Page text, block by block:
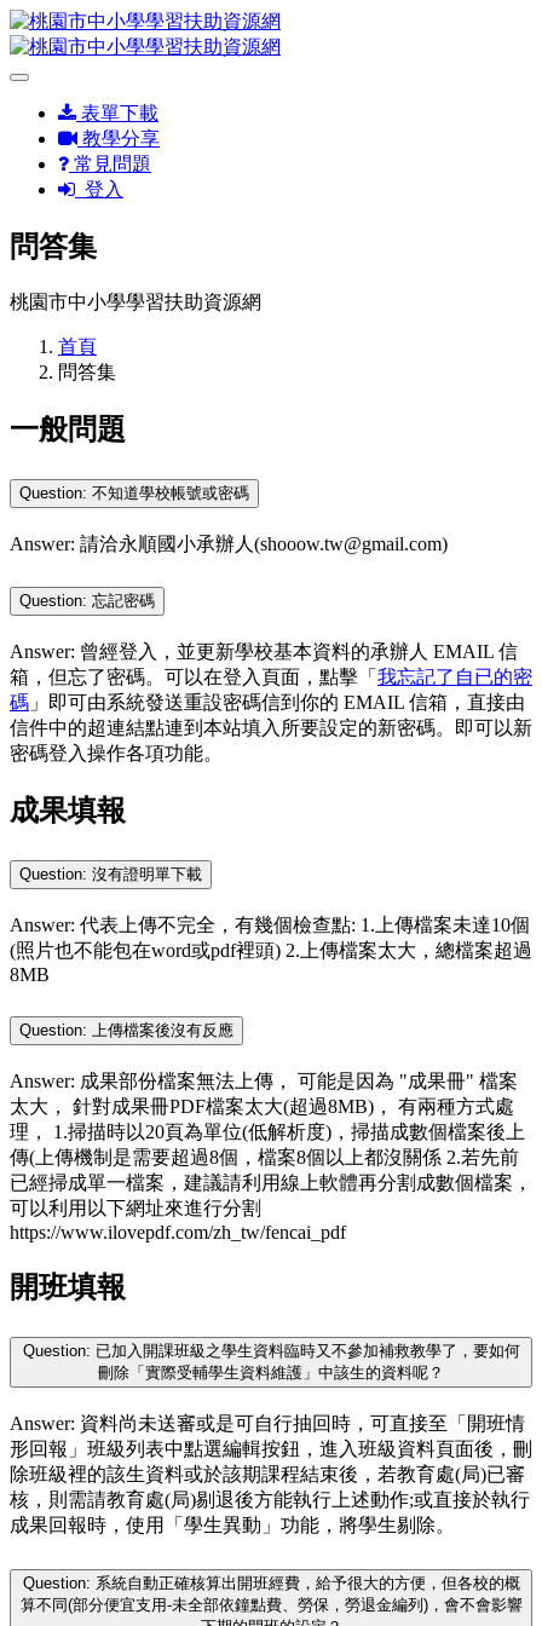
表單下載
教學分享
常見問題
登入
問答集
桃園市中小學學習扶助資源網
首頁
問答集
一般問題
Question: 不知道學校帳號或密碼
Answer: 請洽永順國小承辦人(shooow.tw@gmail.com)
Question: 忘記密碼
Answer: 曾經登入，並更新學校基本資料的承辦人 EMAIL 信
箱，但忘了密碼。可以在登入頁面，點擊「 我忘記了自已的密
碼 」即可由系統發送重設密碼信到你的 EMAIL 信箱，直接由
信件中的超連結點連到本站填入所要設定的新密碼。即可以新
密碼登入操作各項功能。
成果填報
Question: 沒有證明單下載
Answer: 代表上傳不完全，有幾個檢查點: 1.上傳檔案未達10個
(照片也不能包在word或pdf裡頭) 2.上傳檔案太大，總檔案超過
8MB
Question: 上傳檔案後沒有反應
Answer: 成果部份檔案無法上傳， 可能是因為 "成果冊" 檔案
太大， 針對成果冊PDF檔案太大(超過8MB)， 有兩種方式處
理， 1.掃描時以20頁為單位(低解析度)，掃描成數個檔案後上
傳(上傳機制是需要超過8個，檔案8個以上都沒關係 2.若先前
已經掃成單一檔案，建議請利用線上軟體再分割成數個檔案，
可以利用以下網址來進行分割
https://www.ilovepdf.com/zh_tw/fencai_pdf
開班填報
Question: 已加入開課班級之學生資料臨時又不參加補救教學了，要如何
刪除「實際受輔學生資料維護」中該生的資料呢？
Answer: 資料尚未送審或是可自行抽回時，可直接至「開班情
形回報」班級列表中點選編輯按鈕，進入班級資料頁面後，刪
除班級裡的該生資料或於該期課程結束後，若教育處(局)已審
核，則需請教育處(局)剔退後方能執行上述動作;或直接於執行
成果回報時，使用「學生異動」功能，將學生剔除。
Question: 系統自動正確核算出開班經費，給予很大的方便，但各校的概
算不同(部分便宜支用-未全部依鐘點費、勞保，勞退金編列)，會不會影響